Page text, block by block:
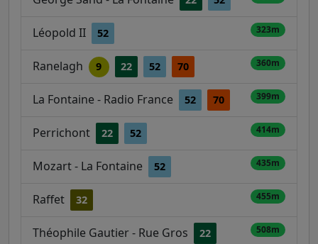
Léopold II 52 323m
Ranelagh 9 22 52 70 360m
La Fontaine - Radio France 52 70 399m
Perrichont 22 52 414m
Mozart - La Fontaine 52 435m
Raffet 32 455m
Théophile Gautier - Rue Gros 22 508m